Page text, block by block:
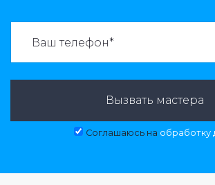
Вызвать мастера
Соглашаюсь на обработку